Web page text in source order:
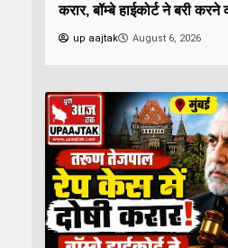
करार, बॉम्बे हाईकोर्ट ने बरी
up aajtak August 6, 2026